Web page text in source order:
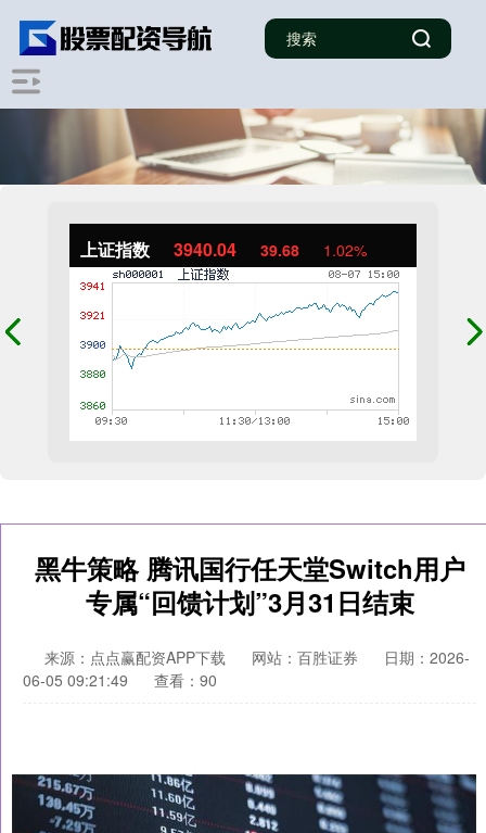
上证指数 3940.04 39.68 1.02%
黑牛策略 腾讯国行任天堂Switch用户
专属“回馈计划”3月31日结束
来源：点点赢配资APP下载 网站：百胜证券
日期：2026-
06-05 09:21:49
查看：90